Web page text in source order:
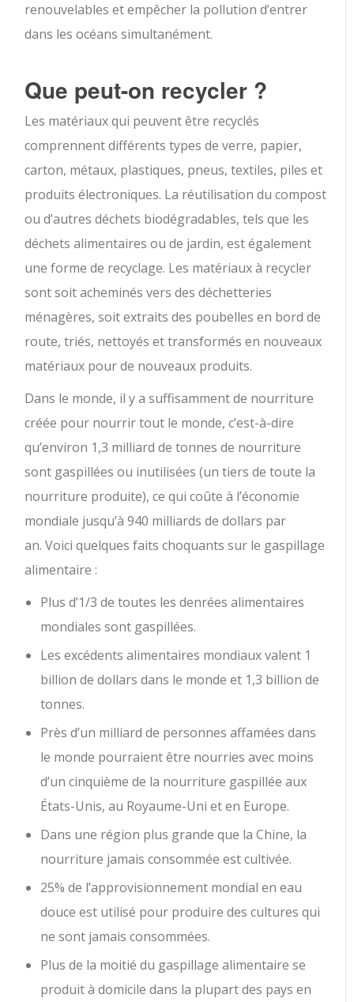
renouvelables et empêcher la pollution d’entrer
dans les océans simultanément.
Que peut-on recycler ?
Les matériaux qui peuvent être recyclés
comprennent différents types de verre, papier,
carton, métaux, plastiques, pneus, textiles, piles et
produits électroniques. La réutilisation du compost
ou d’autres déchets biodégradables, tels que les
déchets alimentaires ou de jardin, est également
une forme de recyclage. Les matériaux à recycler
sont soit acheminés vers des déchetteries
ménagères, soit extraits des poubelles en bord de
route, triés, nettoyés et transformés en nouveaux
matériaux pour de nouveaux produits.
Dans le monde, il y a suffisamment de nourriture
créée pour nourrir tout le monde, c’est-à-dire
qu’environ 1,3 milliard de tonnes de nourriture
sont gaspillées ou inutilisées (un tiers de toute la
nourriture produite), ce qui coûte à l’économie
mondiale jusqu’à 940 milliards de dollars par
an. Voici quelques faits choquants sur le gaspillage
alimentaire :
Plus d’1/3 de toutes les denrées alimentaires
mondiales sont gaspillées.
Les excédents alimentaires mondiaux valent 1
billion de dollars dans le monde et 1,3 billion de
tonnes.
Près d’un milliard de personnes affamées dans
le monde pourraient être nourries avec moins
d’un cinquième de la nourriture gaspillée aux
États-Unis, au Royaume-Uni et en Europe.
Dans une région plus grande que la Chine, la
nourriture jamais consommée est cultivée.
25% de l’approvisionnement mondial en eau
douce est utilisé pour produire des cultures qui
ne sont jamais consommées.
Plus de la moitié du gaspillage alimentaire se
produit à domicile dans la plupart des pays en